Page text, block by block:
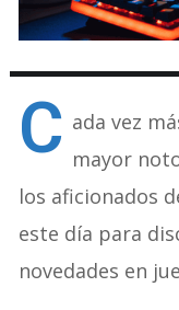
C ada vez
mayor
los aficionados
este día para
novedades en